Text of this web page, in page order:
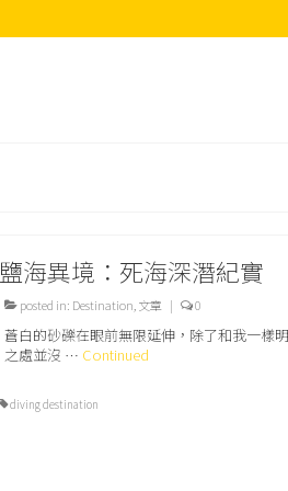
鹽海異境：死海深潛紀實
posted in: Destination,文章 | 0
蒼白的砂礫在眼前無限延伸，除了和我一樣
之處並沒 … Continued
diving destination